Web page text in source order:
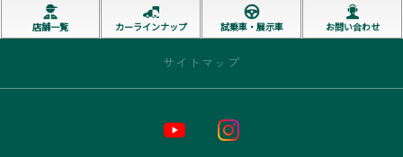
店舗一覧 カーラインナップ 試乗車・展示車 お問い合わせ
サイトマップ